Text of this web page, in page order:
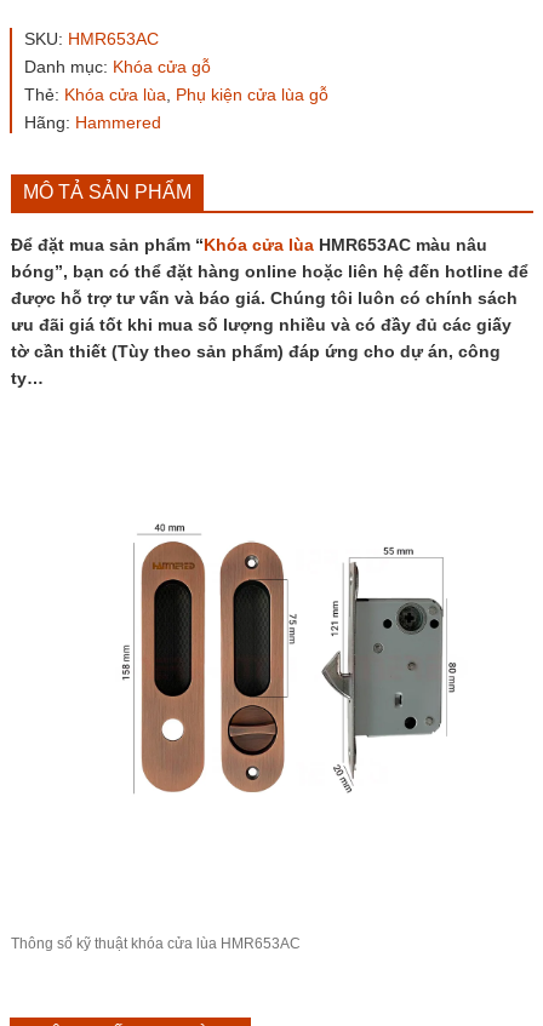
HMR653AC
nâu
bóng
số
SKU: HMR653AC
Danh mục: Khóa cửa gỗ
Thẻ: Khóa cửa lùa
Phụ kiện cửa lùa gỗ
Hãng: Hammered
MÔ TẢ SẢN PHẨM
Để đặt mua sản phẩm “Khóa cửa lùaHMR653AC màu nâu
bóng”, bạn có thể đặt hàng online hoặc liên hệ đến hotline để
được hỗ trợ tư vấn và báo giá. Chúng tôi luôn có chính sách
ưu đãi giá tốt khi mua số lượng nhiều và có đầy đủ các giấy
tờ cần thiết (Tùy theo sản phẩm) đáp ứng cho dự án, công
ty…
Thông số kỹ thuật khóa cửa lùa HMR653AC